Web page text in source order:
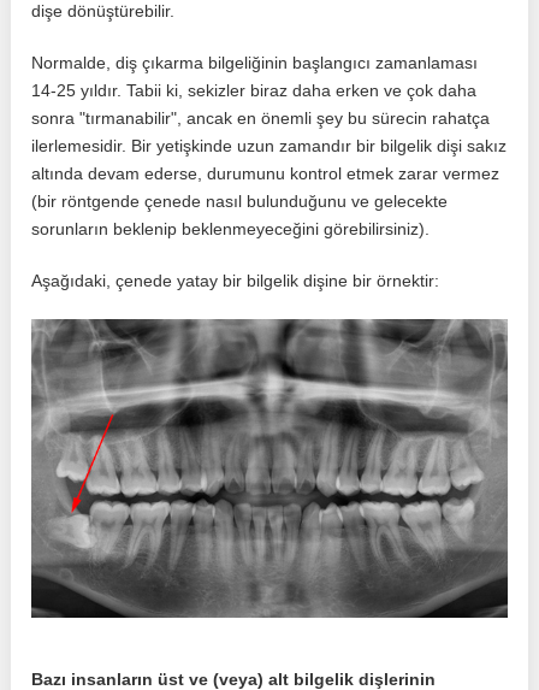
dişe dönüştürebilir.
Normalde, diş çıkarma bilgeliğinin başlangıcı zamanlaması
14-25 yıldır. Tabii ki, sekizler biraz daha erken ve çok daha
sonra "tırmanabilir", ancak en önemli şey bu sürecin rahatça
ilerlemesidir. Bir yetişkinde uzun zamandır bir bilgelik dişi sakız
altında devam ederse, durumunu kontrol etmek zarar vermez
(bir röntgende çenede nasıl bulunduğunu ve gelecekte
sorunların beklenip beklenmeyeceğini görebilirsiniz).
Aşağıdaki, çenede yatay bir bilgelik dişine bir örnektir:
Bazı insanların üst ve (veya) alt bilgelik dişlerinin